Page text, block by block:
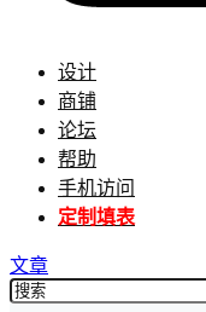
设计
商铺
论坛
帮助
手机访问
定制填表
文章